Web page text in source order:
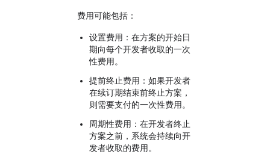
费用可能包括：
设置费用 ：在方案的开始日
期向每个开发者收取的一次
性费用。
提前终止费用 ：如果开发者
在续订期结束前终止方案，
则需要支付的一次性费用。
周期性费用 ：在开发者终止
方案之前，系统会持续向开
发者收取的费用。